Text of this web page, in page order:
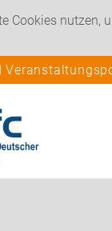
Cookies nutzen,